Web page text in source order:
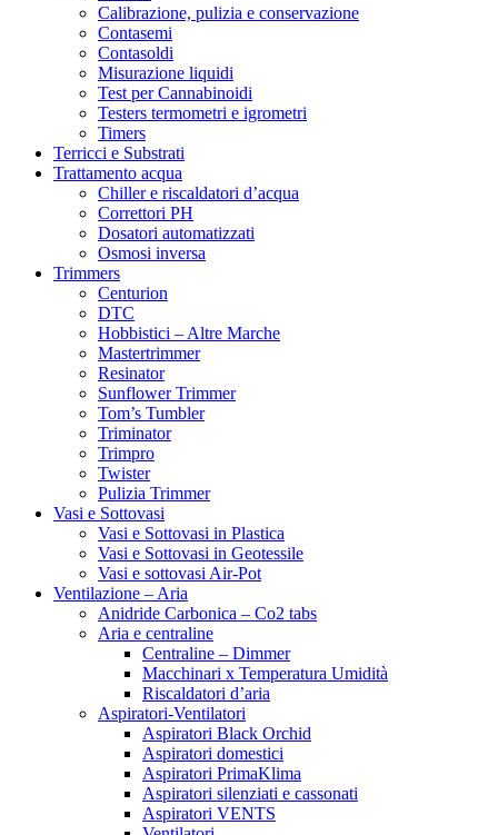
Calibrazione, pulizia e conservazione
Contasemi
Contasoldi
Misurazione liquidi
Test per Cannabinoidi
Testers termometri e igrometri
Timers
Terricci e Substrati
Trattamento acqua
Chiller e riscaldatori d’acqua
Correttori PH
Dosatori automatizzati
Osmosi inversa
Trimmers
Centurion
DTC
Hobbistici – Altre Marche
Mastertrimmer
Resinator
Sunflower Trimmer
Tom’s Tumbler
Triminator
Trimpro
Twister
Pulizia Trimmer
Vasi e Sottovasi
Vasi e Sottovasi in Plastica
Vasi e Sottovasi in Geotessile
Vasi e sottovasi Air-Pot
Ventilazione – Aria
Anidride Carbonica – Co2 tabs
Aria e centraline
Centraline – Dimmer
Macchinari x Temperatura Umidità
Riscaldatori d’aria
Aspiratori-Ventilatori
Aspiratori Black Orchid
Aspiratori domestici
Aspiratori PrimaKlima
Aspiratori silenziati e cassonati
Aspiratori VENTS